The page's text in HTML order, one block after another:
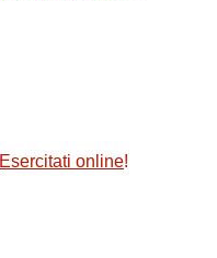
Esercitati online!